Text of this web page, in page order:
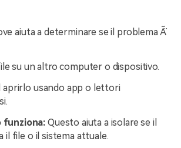
aiuta a determinare se il problema Ã¨
su un altro computer o dispositivo.
aprirlo usando app o lettori
funziona: Questo aiuta a isolare se il
il file o il sistema attuale.